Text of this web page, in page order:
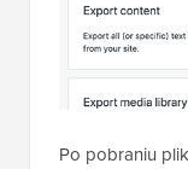
Po pobraniu